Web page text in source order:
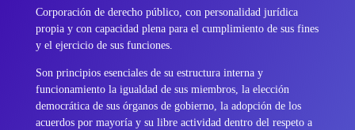
Corporación de derecho público, con personalidad jurídica
propia y con capacidad plena para el cumplimiento de sus fines
y el ejercicio de sus funciones.
Son principios esenciales de su estructura interna y
funcionamiento la igualdad de sus miembros, la elección
democrática de sus órganos de gobierno, la adopción de los
acuerdos por mayoría y su libre actividad dentro del respeto a